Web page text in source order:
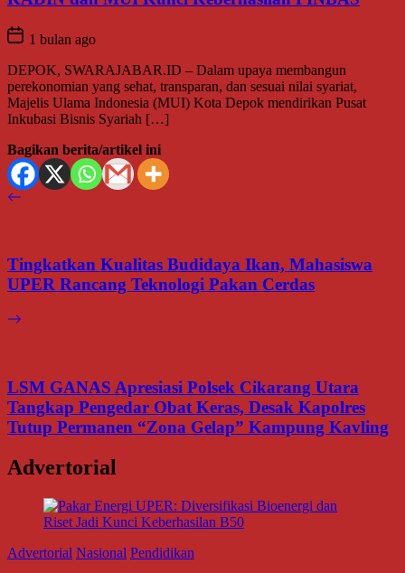
1 bulan ago
DEPOK, SWARAJABAR.ID – Dalam upaya membangun
perekonomian yang sehat, transparan, dan sesuai nilai syariat,
Majelis Ulama Indonesia (MUI) Kota Depok mendirikan Pusat
Inkubasi Bisnis Syariah […]
Bagikan berita/artikel ini
Tingkatkan Kualitas Budidaya Ikan, Mahasiswa
UPER Rancang Teknologi Pakan Cerdas
LSM GANAS Apresiasi Polsek Cikarang Utara
Tangkap Pengedar Obat Keras, Desak Kapolres
Tutup Permanen “Zona Gelap” Kampung Kavling
Advertorial
Advertorial Nasional Pendidikan